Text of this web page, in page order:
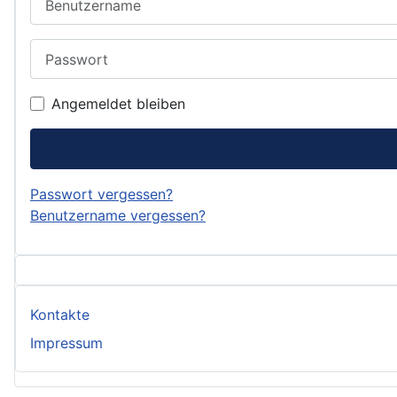
Angemeldet bleiben
Passwort vergessen?
Benutzername vergessen?
Kontakte
Impressum